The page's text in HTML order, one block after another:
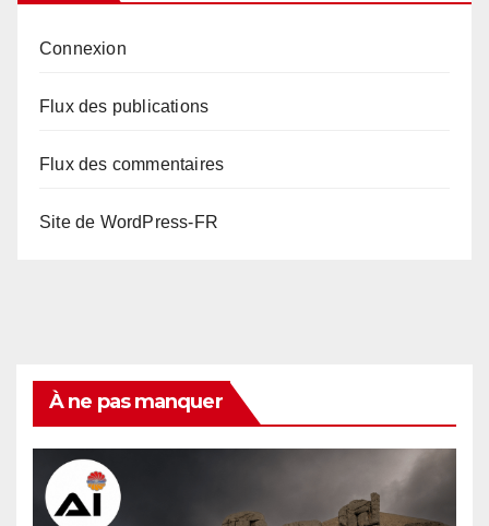
Connexion
Flux des publications
Flux des commentaires
Site de WordPress-FR
À ne pas manquer